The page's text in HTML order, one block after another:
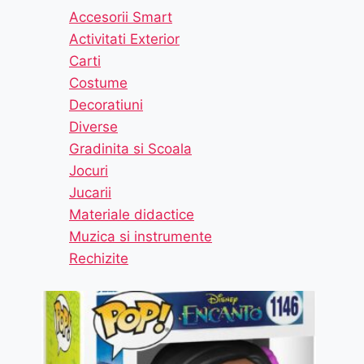
Accesorii Smart
Activitati Exterior
Carti
Costume
Decoratiuni
Diverse
Gradinita si Scoala
Jocuri
Jucarii
Materiale didactice
Muzica si instrumente
Rechizite